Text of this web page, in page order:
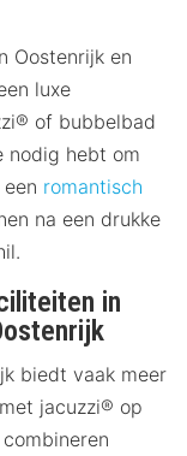
Oostenrijk en
luxe
of bubbelbad
nodig hebt om
romantisch
na een drukke
in
biedt vaak meer
jacuzzi® op